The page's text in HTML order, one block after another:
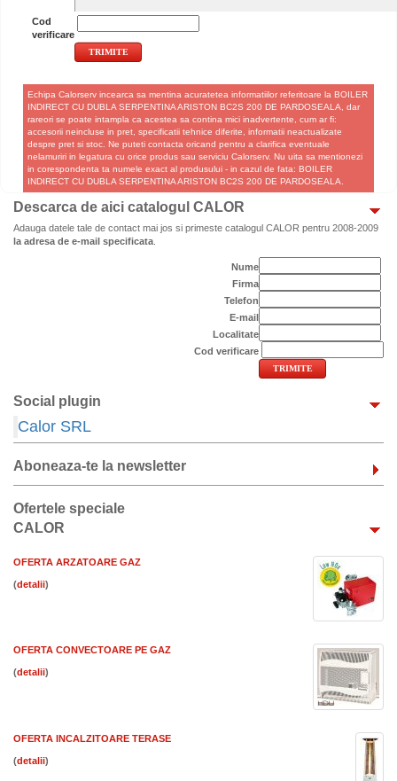
Cod
verificare
Echipa Calorserv incearca sa mentina acuratetea informatiilor referitoare la BOILER
INDIRECT CU DUBLA SERPENTINA ARISTON BC2S 200 DE PARDOSEALA, dar
rareori se poate intampla ca acestea sa contina mici inadvertente, cum ar fi:
accesorii neincluse in pret, specificatii tehnice diferite, informatii neactualizate
despre pret si stoc. Ne puteti contacta oricand pentru a clarifica eventuale
nelamuriri in legatura cu orice produs sau serviciu Calorserv. Nu uita sa mentionezi
in corespondenta ta numele exact al produsului - in cazul de fata: BOILER
INDIRECT CU DUBLA SERPENTINA ARISTON BC2S 200 DE PARDOSEALA.
Descarca de aici catalogul CALOR
Adauga datele tale de contact mai jos si primeste catalogul CALOR pentru 2008-2009
la adresa de e-mail specificata
Nume
Firma
Telefon
E-mail
Localitate
Cod verificare
Social plugin
Calor SRL
Aboneaza-te la newsletter
Ofertele speciale
CALOR
OFERTA ARZATOARE GAZ
( )
OFERTA CONVECTOARE PE GAZ
( )
OFERTA INCALZITOARE TERASE
( )